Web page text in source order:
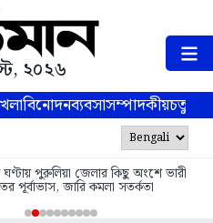
২০২৬
বিনোদনব্যবসাসম্পাদকীয়
পুরুলিয়া জেলার কিছু অংশে ভারী
পূর্বাভাস, জারি কমলা সতর্কতা